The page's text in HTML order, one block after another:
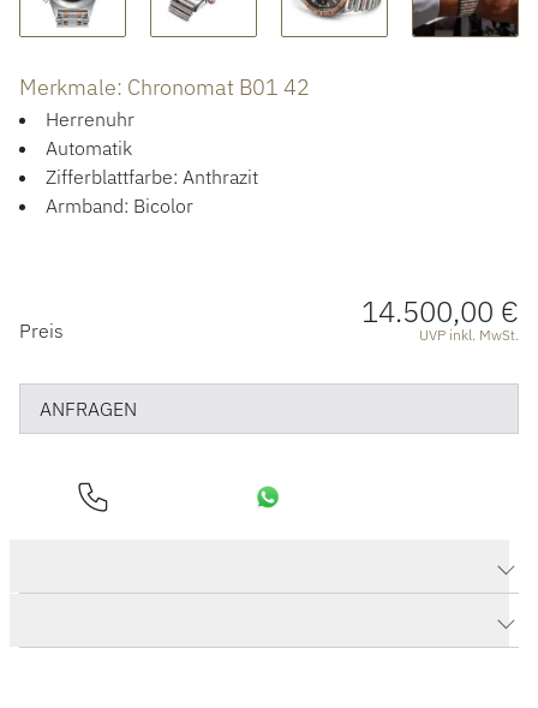
LUXURY DEALS
HOCHZEIT
ACCESSOIRES
ÜBER UNS
Merkmale: Chronomat B01 42
Herrenuhr
Automatik
Zifferblattfarbe: Anthrazit
Armband: Bicolor
PREISINFORMATIONEN
Preis 14.500,00 €
UVP inkl. MwSt.
ANFRAGEN